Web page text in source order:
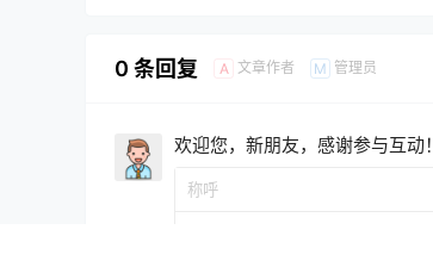
0 条回复 A 文章作者 M 管理员
欢迎您，新朋友，感谢参与互动！